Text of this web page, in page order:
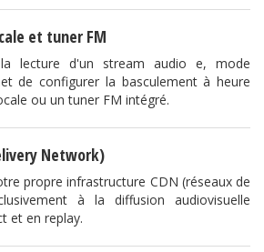
et tuner FM
lecture d'un stream audio e, mode
de configurer la basculement à heure
ou un tuner FM intégré.
Network)
propre infrastructure CDN (réseaux de
à la diffusion audiovisuelle
et en replay.